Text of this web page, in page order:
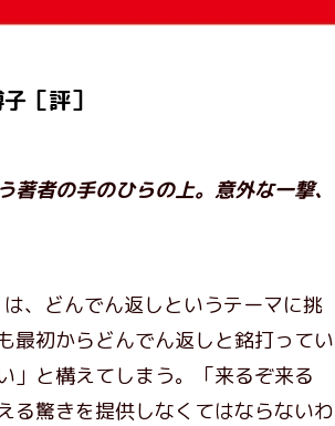
［評］
者の手のひらの上。意外な一撃、
、どんでん返しというテーマに挑
最初からどんでん返しと銘打ってい
」と構えてしまう。「来るぞ来る
る驚きを提供しなくてはならないわ